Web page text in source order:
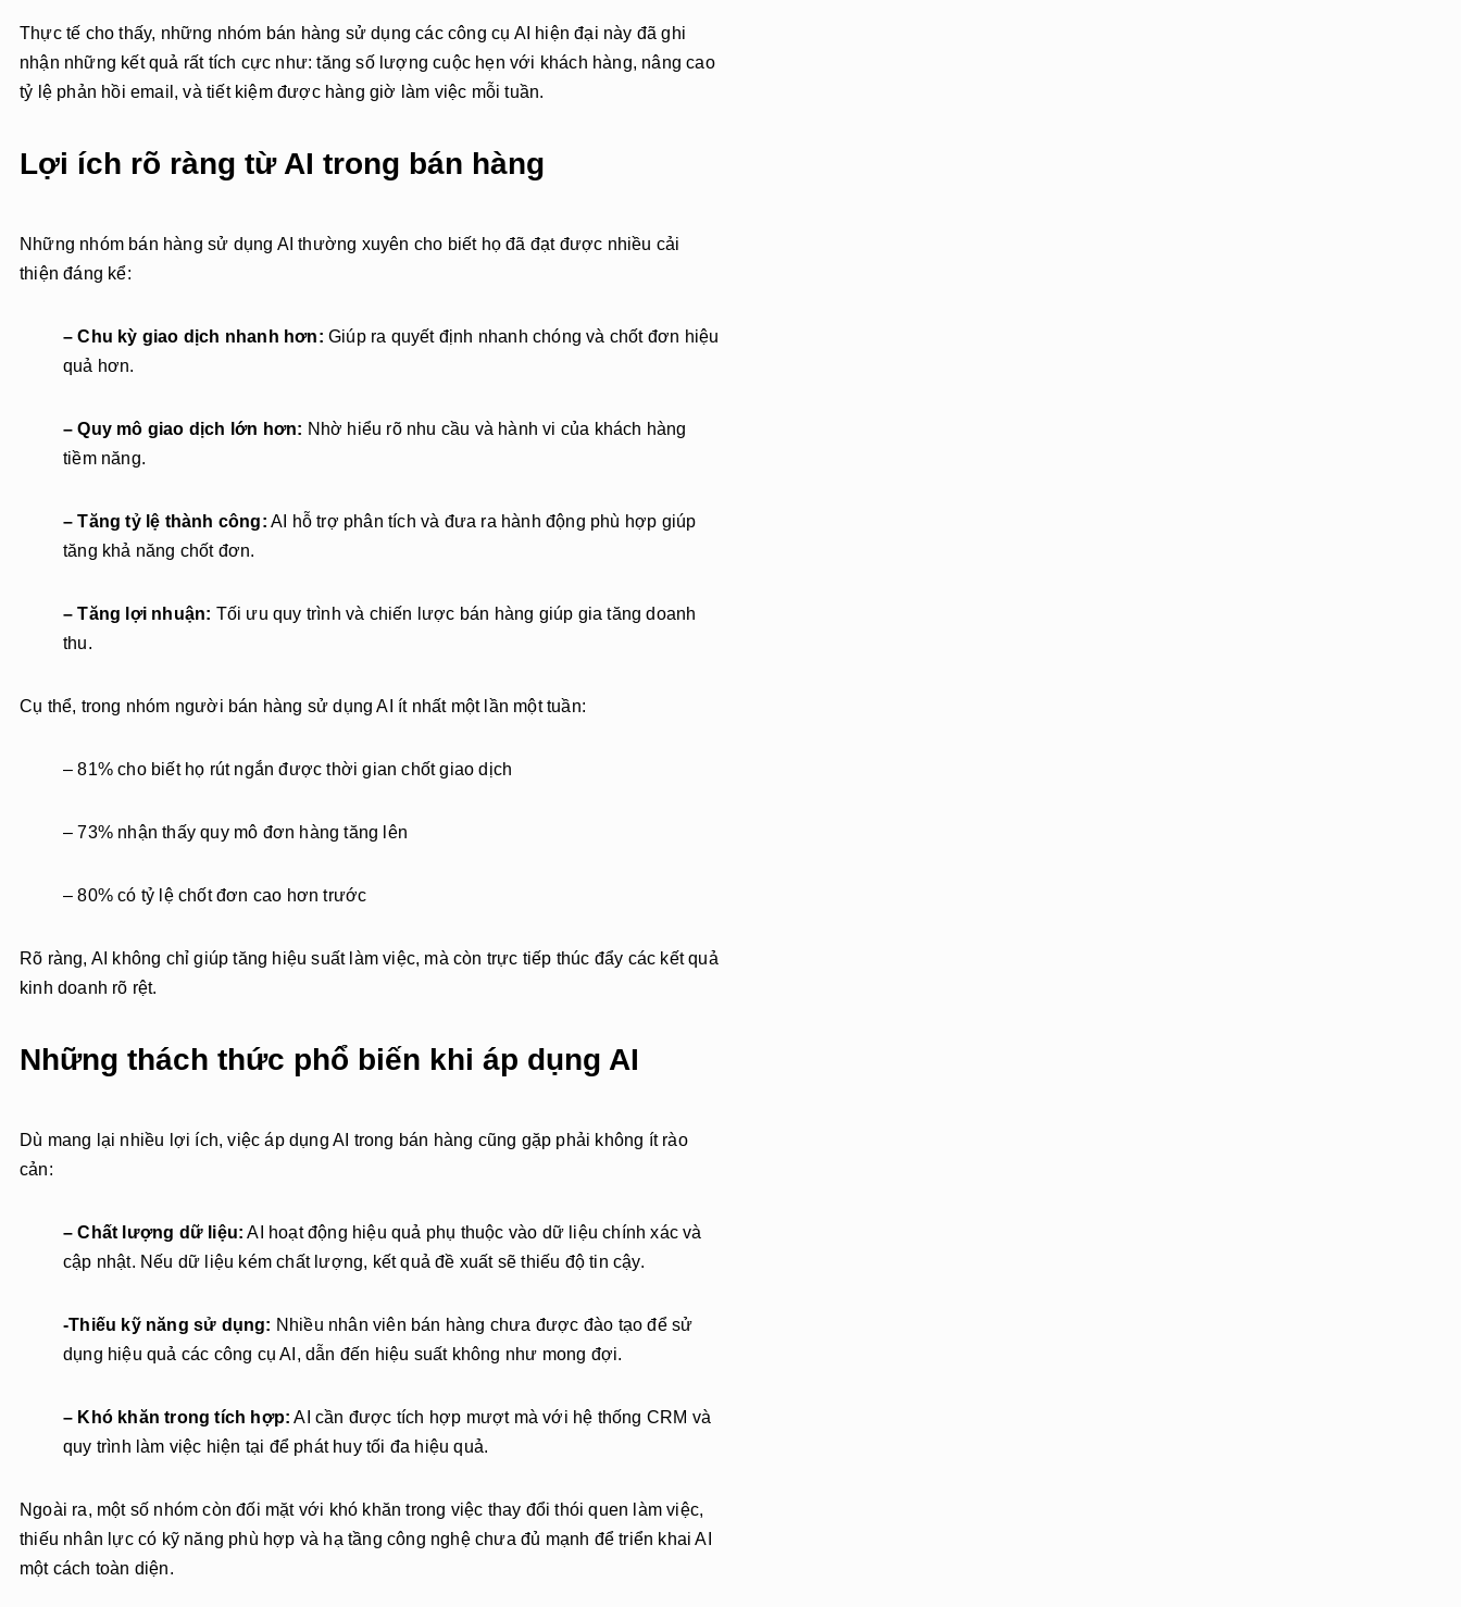
Thực tế cho thấy, những nhóm bán hàng sử dụng các công cụ AI hiện đại này đã ghi
nhận những kết quả rất tích cực như: tăng số lượng cuộc hẹn với khách hàng, nâng cao
tỷ lệ phản hồi email, và tiết kiệm được hàng giờ làm việc mỗi tuần.
Lợi ích rõ ràng từ AI trong bán hàng
Những nhóm bán hàng sử dụng AI thường xuyên cho biết họ đã đạt được nhiều cải
thiện đáng kể:
– Chu kỳ giao dịch nhanh hơn: Giúp ra quyết định nhanh chóng và chốt đơn hiệu
quả hơn.
– Quy mô giao dịch lớn hơn: Nhờ hiểu rõ nhu cầu và hành vi của khách hàng
tiềm năng.
– Tăng tỷ lệ thành công: AI hỗ trợ phân tích và đưa ra hành động phù hợp giúp
tăng khả năng chốt đơn.
– Tăng lợi nhuận: Tối ưu quy trình và chiến lược bán hàng giúp gia tăng doanh
thu.
Cụ thể, trong nhóm người bán hàng sử dụng AI ít nhất một lần một tuần:
– 81% cho biết họ rút ngắn được thời gian chốt giao dịch
– 73% nhận thấy quy mô đơn hàng tăng lên
– 80% có tỷ lệ chốt đơn cao hơn trước
Rõ ràng, AI không chỉ giúp tăng hiệu suất làm việc, mà còn trực tiếp thúc đẩy các kết quả
kinh doanh rõ rệt.
Những thách thức phổ biến khi áp dụng AI
Dù mang lại nhiều lợi ích, việc áp dụng AI trong bán hàng cũng gặp phải không ít rào
cản:
– Chất lượng dữ liệu: AI hoạt động hiệu quả phụ thuộc vào dữ liệu chính xác và
cập nhật. Nếu dữ liệu kém chất lượng, kết quả đề xuất sẽ thiếu độ tin cậy.
-Thiếu kỹ năng sử dụng: Nhiều nhân viên bán hàng chưa được đào tạo để sử
dụng hiệu quả các công cụ AI, dẫn đến hiệu suất không như mong đợi.
– Khó khăn trong tích hợp: AI cần được tích hợp mượt mà với hệ thống CRM và
quy trình làm việc hiện tại để phát huy tối đa hiệu quả.
Ngoài ra, một số nhóm còn đối mặt với khó khăn trong việc thay đổi thói quen làm việc,
thiếu nhân lực có kỹ năng phù hợp và hạ tầng công nghệ chưa đủ mạnh để triển khai AI
một cách toàn diện.